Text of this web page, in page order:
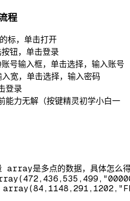
程
标，单击打开
钮，单击登录
号输入框，单击选择，输入账号
宽，单击选择，输入密码
登录
能力无解（按键精灵初学小白一
是多点的数据，具体怎么